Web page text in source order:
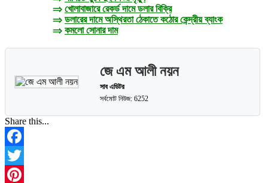
⇒ খোলাবাজারে রেকর্ড দামে ডলার বিক্রি
⇒ ডলারের দামে অস্থিরতা ঠেকাতে কঠোর কেন্দ্রীয় ব্যাংক
⇒ কমলো সোনার দাম
জে এম আলী নয়ন
সাব এডিটর
সর্বমোট নিউজ: 6252
Share this...
Facebook
Twitter